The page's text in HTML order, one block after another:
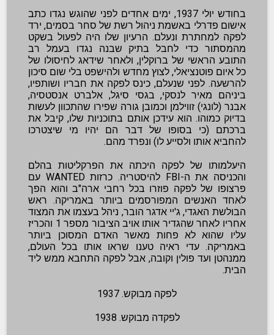
בחודש יולי 1937, ימים אחדים לפני שהוגש נגדו כתב
אישום פדרלי באשמת ניהול רשת של סחר בסמים, ירד
לפקה למחתרת ונעלם. הרעיון שלו היה לפעול בשקט
מהמסתור כדי לחבל בתיק שבנה נגדו בעמל רב
התובע הראשי של ברוקלין, ולאחר שידאג לחיסולו של
כל איום פוטנציאלי, לצוץ מחדש ולהישפט בלי שום סיכון
להרשעה. לפני שנעלם, כינס לפקה את חבריו ושותפיו,
ביניהם מאיר לנסקי, בגסי סיגל, אלברט אנסטסיה,
אבנר (לונגי) זווילמן וכמובן גורה שפירו שהתכוון לעשות
בדיוק כמוהו. הוא עידכן אותם בתוכניות שלו, קיבל את
ברכתם (כי בסופו של דבר הם יהיו מי שיצטרכו
להחביא אותו ולסייע לו) ונפרד מהם.
היעלמותו של לפקה היכתה את הפרקליטות בהלם
והכניסה את ה-FBI להיסטריה. כרזות WANTED עם
פרצופו של לפקה פוזרו בכל רחבי ארה"ב והוא הפך
לאחד האנשים המפורסמים ביותר באמריקה. ראש
הבולשת האגדי, ג'יי אדגר הובר, ניהל בעצמו את המצוד
אחריו לאחר שהגדיר אותו אויב הציבור מספר 1 והכריז
עליו שהוא לא פחות מאשר האדם המסוכן ביותר
באמריקה. עדי ראיה טענו שראו אותו בכל העולם,
ממנהטן ועד פולין וקובה, אבל לפקה התחבא ממש ליד
הבית.
לפקה מבוקש. 1937
לפקדה מבוקש. 1938